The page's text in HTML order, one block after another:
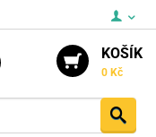
KOŠÍK
0 Kč